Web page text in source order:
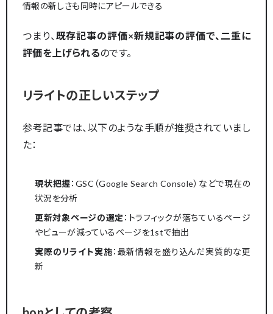
情報の新しさも同時にアピールできる
つまり、 既存記事の評価×新規記事の評価で、二重に
評価を上げられるのです。
リライトの正しいステップ
参考記事では、以下のような手順が推奨されていまし
た：
現状把握：GSC（Google Search Console）などで現在の
状況を分析
更新対象ページの選定 ：トラフィックが落ちているページ
やビューが減っているページを1stで抽出
実際のリライト実施：最新情報を盛り込んだ実質的な更
新